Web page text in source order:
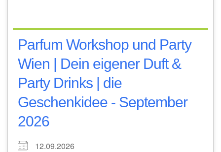
Parfum Workshop und Party
Wien | Dein eigener Duft &
Party Drinks | die
Geschenkidee - September
2026
12.09.2026